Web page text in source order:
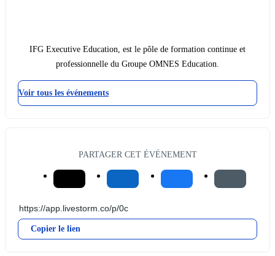
IFG Executive Education, est le pôle de formation continue et
professionnelle du Groupe OMNES Education.
Voir tous les événements
PARTAGER CET ÉVÉNEMENT
Copier le lien